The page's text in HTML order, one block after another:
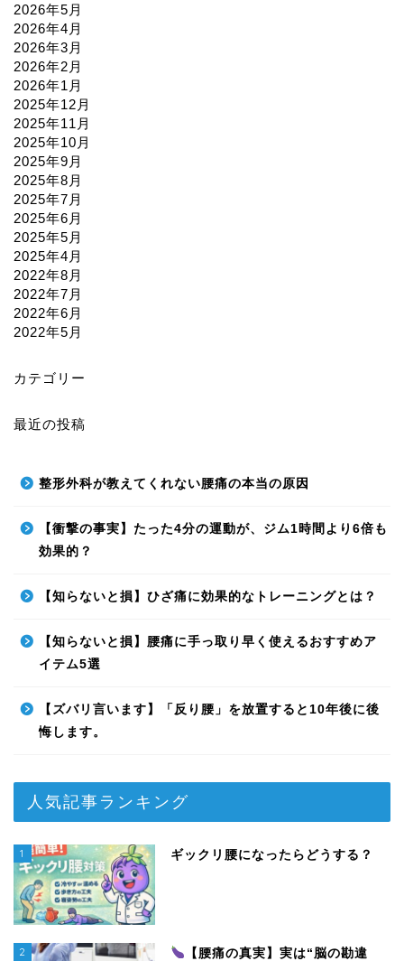
2026年5月
2026年4月
2026年3月
2026年2月
2026年1月
2025年12月
2025年11月
2025年10月
2025年9月
2025年8月
2025年7月
2025年6月
2025年5月
2025年4月
2022年8月
2022年7月
2022年6月
2022年5月
カテゴリー
最近の投稿
整形外科が教えてくれない腰痛の本当の原因
【衝撃の事実】たった4分の運動が、ジム1時間より6倍も
効果的？
【知らないと損】ひざ痛に効果的なトレーニングとは？
【知らないと損】腰痛に手っ取り早く使えるおすすめア
イテム5選
【ズバリ言います】「反り腰」を放置すると10年後に後
悔します。
人気記事ランキング
1 ギックリ腰になったらどうする？
2
【腰痛の真実】実は“脳の勘違